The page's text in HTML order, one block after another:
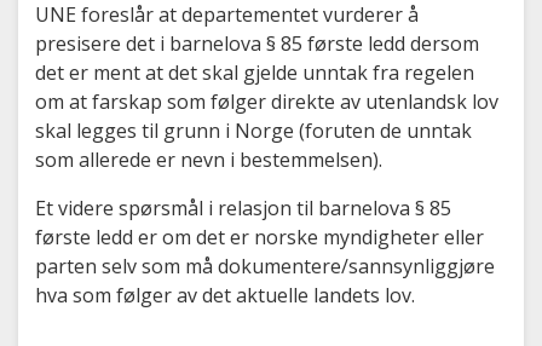
UNE foreslår at departementet vurderer å
presisere det i barnelova § 85 første ledd dersom
det er ment at det skal gjelde unntak fra regelen
om at farskap som følger direkte av utenlandsk lov
skal legges til grunn i Norge (foruten de unntak
som allerede er nevn i bestemmelsen).
Et videre spørsmål i relasjon til barnelova § 85
første ledd er om det er norske myndigheter eller
parten selv som må dokumentere/sannsynliggjøre
hva som følger av det aktuelle landets lov.